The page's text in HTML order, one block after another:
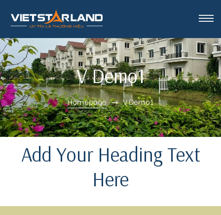
V Demo1
Homepage V Demo1
Add Your Heading Text
Here
Vinh